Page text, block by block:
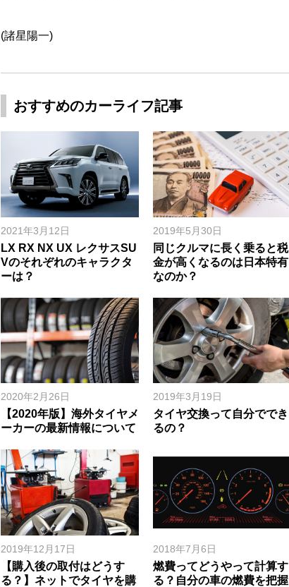
(諸星陽一)
おすすめのカーライフ記事
2021年3月12日
LX RX NX UX レクサスSU
Vのそれぞれのキャラクタ
ーは？
2019年5月30日
同じクルマに長く乗ると税
金が高くなるのは日本特有
なのか？
2020年2月26日
【2020年版】海外タイヤメ
ーカーの最新情報について
2019年3月19日
タイヤ交換って自分ででき
るの？
2019年12月17日
【購入後の取付はどうす
る？】ネットでタイヤを購
2018年7月6日
燃費ってどうやって計算す
る？自分の車の燃費を把握